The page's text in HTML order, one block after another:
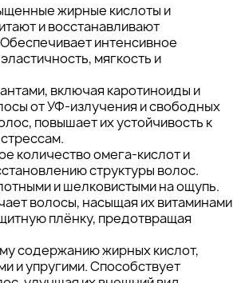
жирные кислоты и
и восстанавливают
интенсивное
мягкость и
включая каротиноиды и
от УФ-излучения и свободных
повышает их устойчивость к
количество омега-кислот и
структуры волос.
и шелковистыми на ощупь.
волосы, насыщая их витаминами
плёнку, предотвращая
содержанию жирных кислот,
и упругими. Способствует